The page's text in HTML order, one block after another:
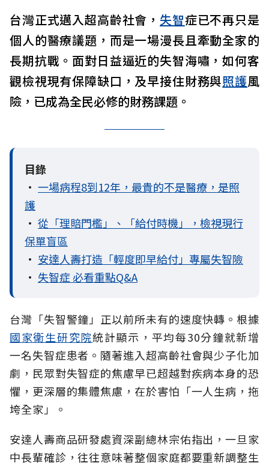
台灣正式邁入超高齡社會， 失智症已不再只是
個人的醫療議題，而是一場漫長且牽動全家的
長期抗戰。面對日益逼近的失智海嘯，如何客
觀檢視現有保障缺口，及早接住財務與照護風
險，已成為全民必修的財務課題。
目錄
• 一場病程8到12年，最貴的不是醫療，是照
護
• 從「理賠門檻」、「給付時機」，檢視現行
保單盲區
• 安達人壽打造「輕度即早給付」專屬失智險
• 失智症 必看重點Q&A
台灣「失智警鐘」正以前所未有的速度快轉。根據
國家衛生研究院統計顯示，平均每30分鐘就新增
一名失智症患者。隨著進入超高齡社會與少子化加
劇，民眾對失智症的焦慮早已超越對疾病本身的恐
懼，更深層的集體焦慮，在於害怕「一人生病，拖
垮全家」。
安達人壽商品研發處資深副總林宗佑指出，一旦家
中長輩確診，往往意味著整個家庭都要重新調整生